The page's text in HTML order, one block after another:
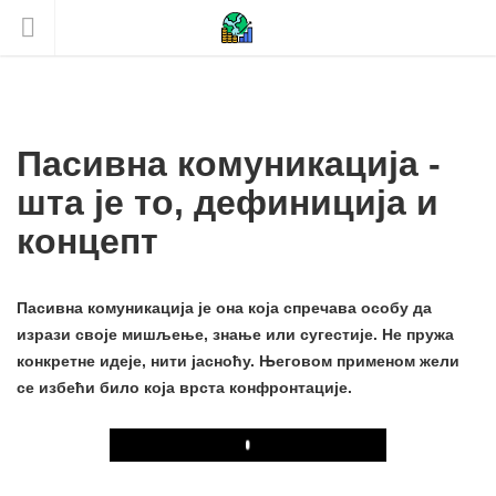
Пасивна комуникација -
шта је то, дефиниција и
концепт
Пасивна комуникација је она која спречава особу да
изрази своје мишљење, знање или сугестије. Не пружа
конкретне идеје, нити јасноћу. Његовом применом жели
се избећи било која врста конфронтације.
Play